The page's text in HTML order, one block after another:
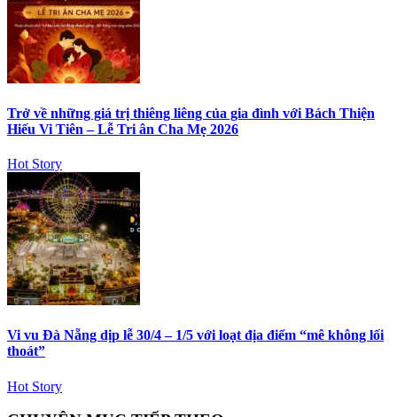
Trở về những giá trị thiêng liêng của gia đình với Bách Thiện
Hiếu Vi Tiên – Lễ Tri ân Cha Mẹ 2026
Hot Story
Vi vu Đà Nẵng dịp lễ 30/4 – 1/5 với loạt địa điểm “mê không lối
thoát”
Hot Story